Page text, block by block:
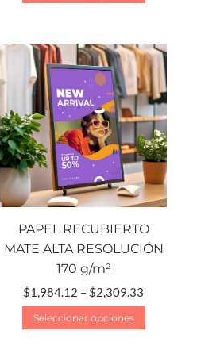
PAPEL RECUBIERTO
MATE ALTA RESOLUCIÓN
170 g/m²
$1,984.12 – $2,309.33
Seleccionar opciones